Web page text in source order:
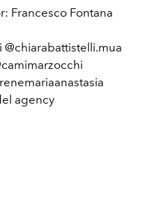
Francesco Fontana
agency